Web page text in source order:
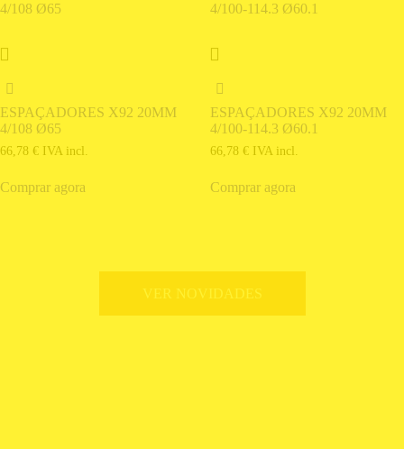
ESPAÇADORES X92 20MM
4/108 Ø65
66,78 € IVA incl.
Comprar agora
ESPAÇADORES X92 20MM
4/100-114.3 Ø60.1
66,78 € IVA incl.
Comprar agora
VER NOVIDADES